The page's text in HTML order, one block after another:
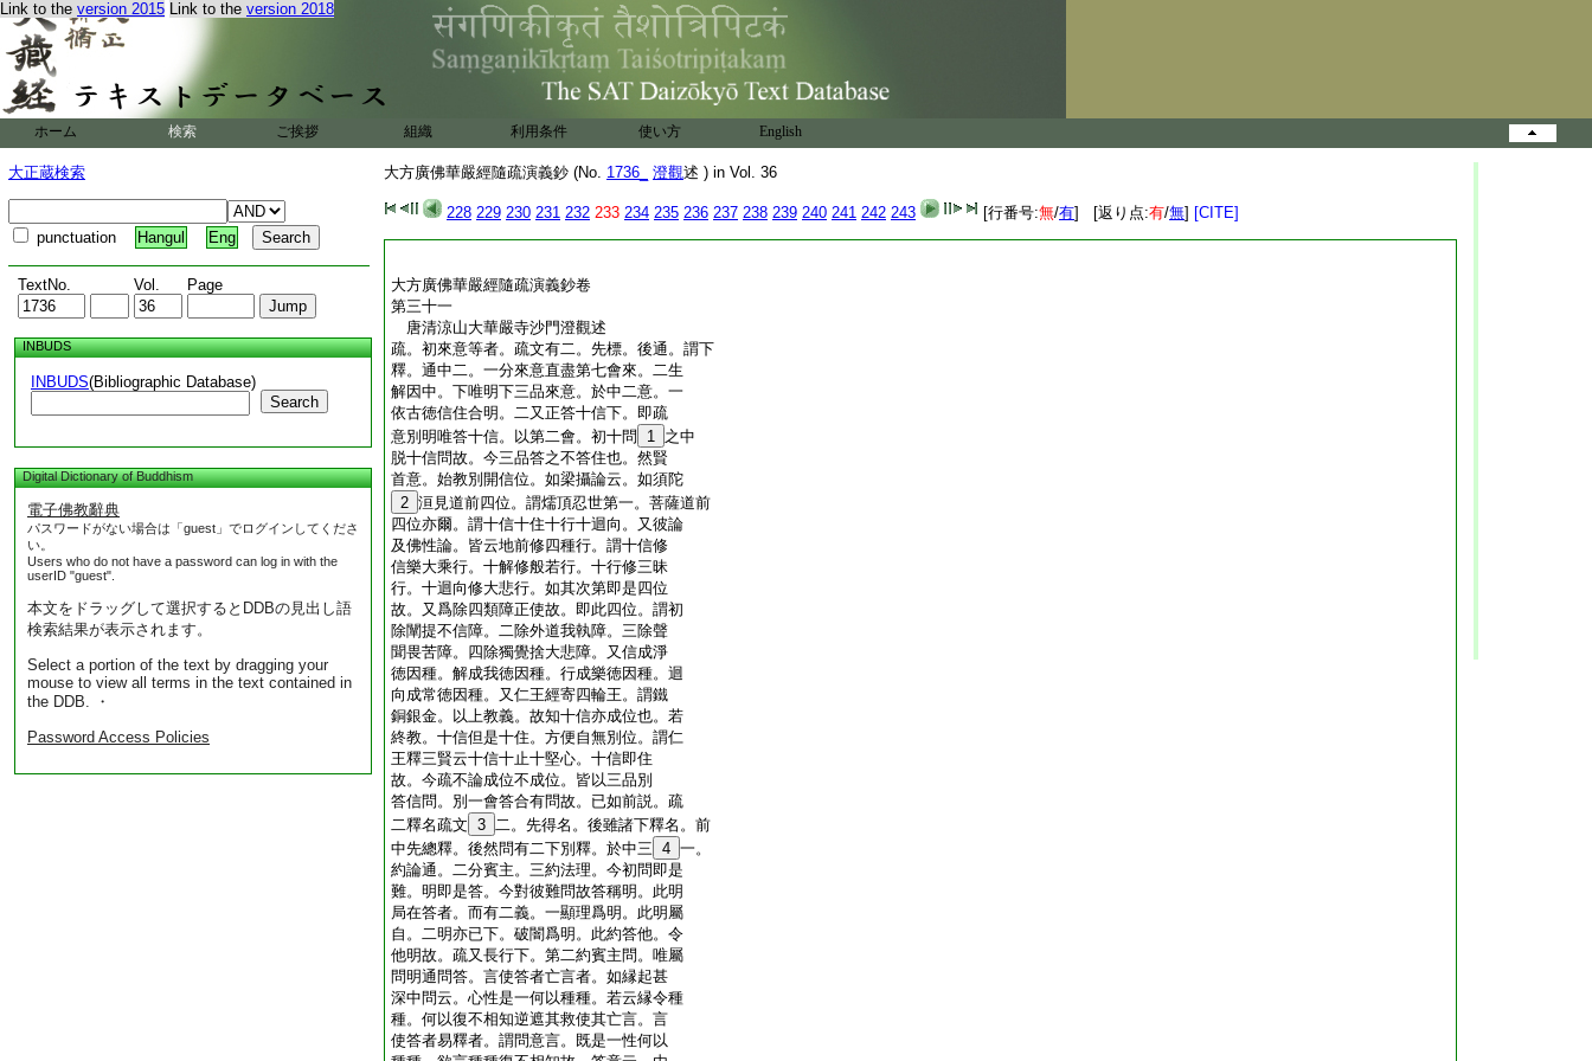
Link to the version 2015 Link to the version 2018
ホーム 検索 ご挨拶 組織 利用条件 使い方 English
大正蔵検索
punctuation Hangul Eng
TextNo. Vol. Page
INBUDS
INBUDS(Bibliographic Database)
Search
Digital Dictionary of Buddhism
電子佛教辭典
パスワードがない場合は「guest」でログインしてくださ
い。
Users who do not have a password can log in with the
userID "guest".
本文をドラッグして選択するとDDBの見出し語
検索結果が表示されます。
Select a portion of the text by dragging your
mouse to view all terms in the text contained in
the DDB. ・
Password Access Policies
大方廣佛華嚴經隨疏演義鈔 (No. 1736_ 澄觀述 ) in Vol. 36
228 229 230 231 232 233 234 235 236 237 238 239 240 241 242 243 [行番号:無/有] [返り点:有/無] [CITE]
大方廣佛華嚴經隨疏演義鈔卷
第三十一
唐清涼山大華嚴寺沙門澄觀述
疏。初來意等者。疏文有二。先標。後通。謂下
釋。通中二。一分來意直盡第七會來。二生
解因中。下唯明下三品來意。於中二意。一
依古徳信住合明。二又正答十信下。即疏
意別明唯答十信。以第二會。初十問
1 之中
脱十信問故。今三品答之不答住也。然賢
首意。始教別開信位。如梁攝論云。如須陀
2 洹見道前四位。謂燸頂忍世第一。菩薩道前
四位亦爾。謂十信十住十行十迴向。又彼論
及佛性論。皆云地前修四種行。謂十信修
信樂大乘行。十解修般若行。十行修三昧
行。十迴向修大悲行。如其次第即是四位
故。又爲除四類障正使故。即此四位。謂初
除闡提不信障。二除外道我執障。三除聲
聞畏苦障。四除獨覺捨大悲障。又信成淨
徳因種。解成我徳因種。行成樂徳因種。迴
向成常徳因種。又仁王經寄四輪王。謂鐵
銅銀金。以上教義。故知十信亦成位也。若
終教。十信但是十住。方便自無別位。謂仁
王釋三賢云十信十止十堅心。十信即住
故。今疏不論成位不成位。皆以三品別
答信問。別一會答合有問故。已如前説。疏
二釋名疏文 3 二。先得名。後雖諸下釋名。前
中先總釋。後然問有二下別釋。於中三 4 一。
約論通。二分賓主。三約法理。今初問即是
難。明即是答。今對彼難問故答稱明。此明
局在答者。而有二義。一顯理爲明。此明屬
自。二明亦已下。破闇爲明。此約答他。令
他明故。疏又長行下。第二約賓主問。唯屬
問明通問答。言使答者亡言者。如縁起甚
深中問云。心性是一何以種種。若云縁令種
種。何以復不相知逆遮其救使其亡言。言
使答者易釋者。謂問意言。既是一性何以